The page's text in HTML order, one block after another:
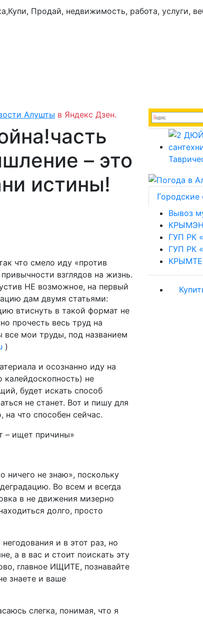
Алушты в Яндекс Дзен.
– это
истины!
что смело иду «против
взглядов на жизнь.
НЕ возможное, на первый
дам двумя статьями:
втиснуть в такой формат не
прочесть весь труд на
мои труды, под названием
)
и осознанно иду на
не
будет искать способ
не станет. Вот и пишу для
на что способен сейчас.
– ищет причины»
ничего не знаю», поскольку
Во всем и всегда
в не движения мизерно
долго, просто
и в этот раз, но
а в вас и стоит поискать эту
главное ИЩИТЕ, познавайте
знаете и ваше
слегка, понимая, что я
Вывоз
ГУП РК
ГУП РК